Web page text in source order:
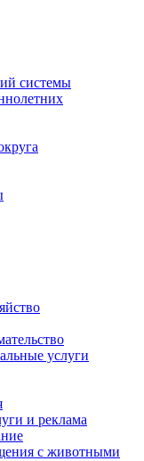
системы
услуги
и реклама
с животными